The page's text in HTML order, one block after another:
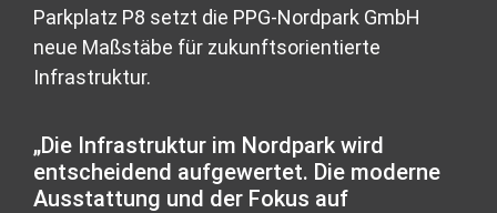
Parkplatz P8 setzt die PPG-Nordpark GmbH
neue Maßstäbe für zukunftsorientierte
Infrastruktur.
„Die Infrastruktur im Nordpark wird
entscheidend aufgewertet. Die moderne
Ausstattung und der Fokus auf